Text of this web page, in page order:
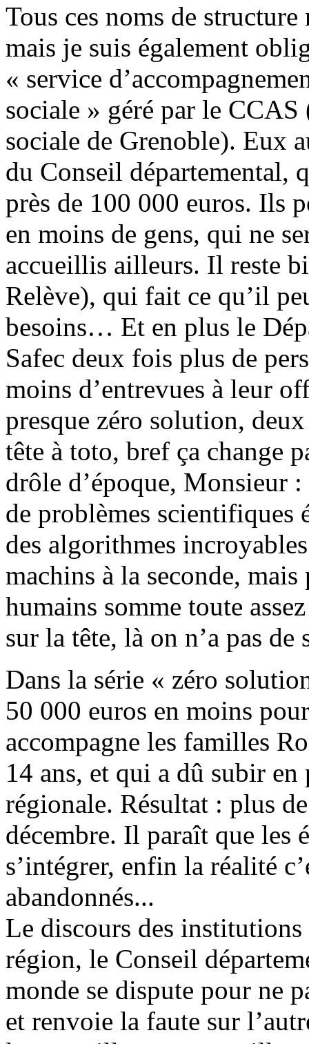
Tous ces noms de
mais je suis également
« service
sociale » géré par le
sociale de Grenoble). Eux
du Conseil départemental,
près de 100 000 euros. Ils
en moins de gens, qui ne
accueillis ailleurs. Il reste
Relève), qui fait ce qu’il
besoins… Et en plus le
Safec deux fois plus de
moins d’entrevues à leur
presque zéro solution,
tête à toto, bref ça change
drôle d’époque, Monsieur
de problèmes scientifiques
des algorithmes
machins à la seconde,
humains somme toute
sur la tête, là on n’a pas de
Dans la série « zéro
50 000 euros en moins
accompagne les familles
14 ans, et qui a dû subir
régionale. Résultat : plus
décembre. Il paraît que les
s’intégrer, enfin la réalité
abandonnés...
Le discours des
région, le Conseil
monde se dispute pour ne
et renvoie la faute sur